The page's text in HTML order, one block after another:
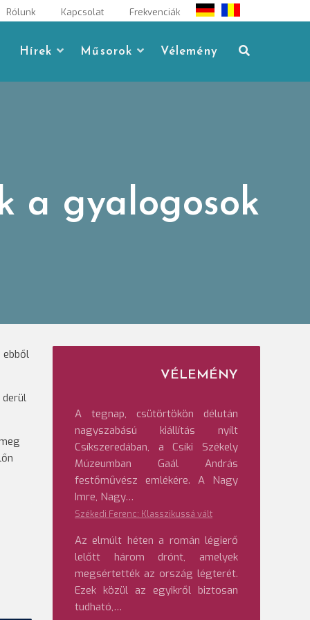
Rólunk Kapcsolat Frekvenciák
Hírek Műsorok Vélemény
a gyalogosok
ebből
derül
VÉLEMÉNY
A tegnap, csütörtökön délután
nagyszabású kiállítás nyílt
Csíkszeredában, a Csíki Székely
Múzeumban Gaál András
festőművész emlékére. A Nagy
Imre, Nagy…
Székedi Ferenc: Klasszikussá vált
Az elmúlt héten a román légierő
lelőtt három drónt, amelyek
megsértették az ország légterét.
Ezek közül az egyikről biztosan
tudható,…